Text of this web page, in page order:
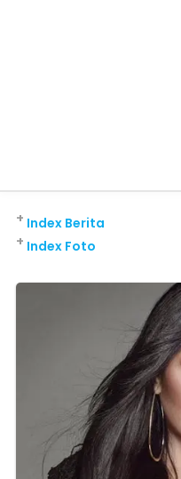
Index Berita
+
Index Foto
+